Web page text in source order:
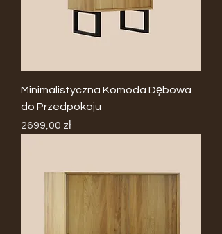
Minimalistyczna Komoda Dębowa
do Przedpokoju
Cena
2699,00 zł